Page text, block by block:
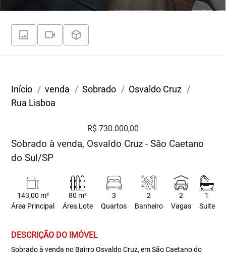
Início venda Sobrado
Osvaldo Cruz
Rua Lisboa
R$ 730.000,00
Sobrado à venda, Osvaldo Cruz - São Caetano
do Sul/SP
143,00 m²
Área Principal
80 m²
Área Lote
3
Quartos
2
Banheiro
2
Vagas
1
Suite
DESCRIÇÃO DO IMÓVEL
Sobrado à venda no Bairro Osvaldo Cruz, em São Caetano do